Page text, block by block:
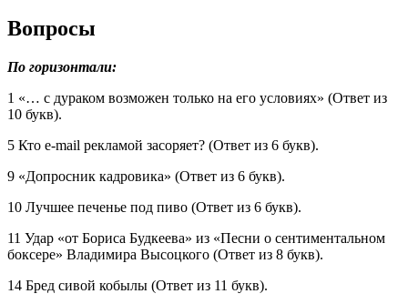
Вопросы
По горизонтали:
1 «… с дураком возможен только на его условиях» (Ответ из
10 букв).
5 Кто e-mail рекламой засоряет? (Ответ из 6 букв).
9 «Допросник кадровика» (Ответ из 6 букв).
10 Лучшее печенье под пиво (Ответ из 6 букв).
11 Удар «от Бориса Будкеева» из «Песни о сентиментальном
боксере» Владимира Высоцкого (Ответ из 8 букв).
14 Бред сивой кобылы (Ответ из 11 букв).